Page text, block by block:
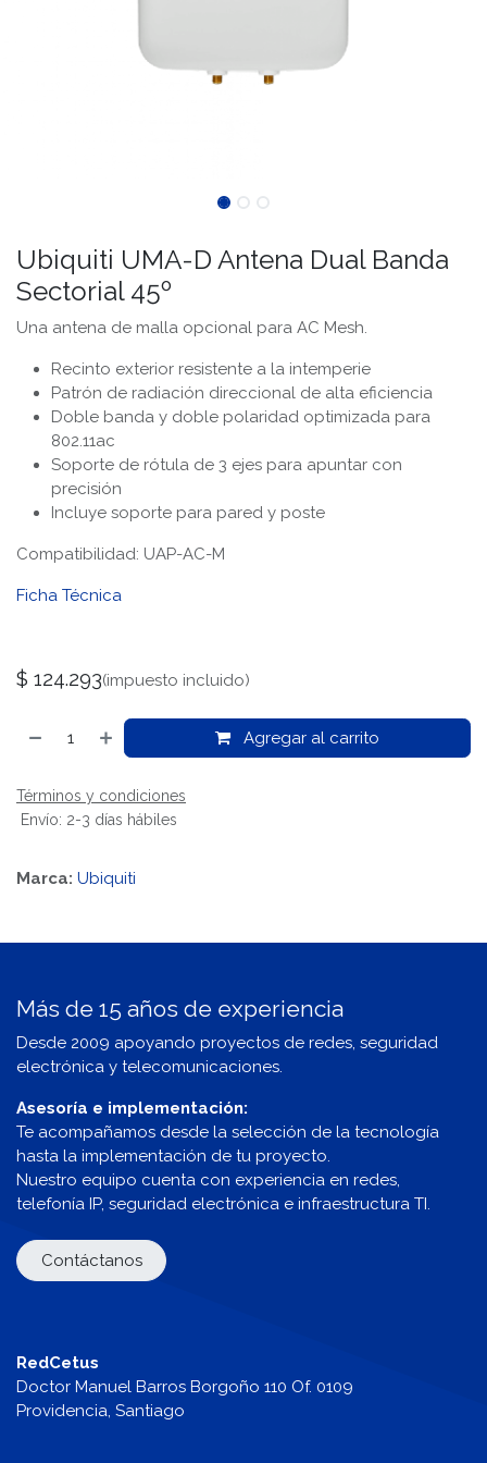
Ubiquiti UMA-D Antena Dual Banda
Sectorial 45º
Una antena de malla opcional para AC Mesh.
Recinto exterior resistente a la intemperie
Patrón de radiación direccional de alta eficiencia
Doble banda y doble polaridad optimizada para
802.11ac
Soporte de rótula de 3 ejes para apuntar con
precisión
Incluye soporte para pared y poste
Compatibilidad: UAP-AC-M
Ficha Técnica
$ 124.293(impuesto incluido)
Agregar al carrito
Términos y condiciones
Envío: 2-3 días hábiles
Marca: Ubiquiti
Más de 15 años de experiencia
Desde 2009 apoyando proyectos de redes, seguridad
electrónica y telecomunicaciones.
Asesoría e implementación:
Te acompañamos desde la selección de la tecnología
hasta la implementación de tu proyecto.
Nuestro equipo cuenta con experiencia en redes,
telefonía IP, seguridad electrónica e infraestructura TI.
Contáctanos
RedCetus
Doctor Manuel Barros Borgoño 110 Of. 0109
Providencia, Santiago